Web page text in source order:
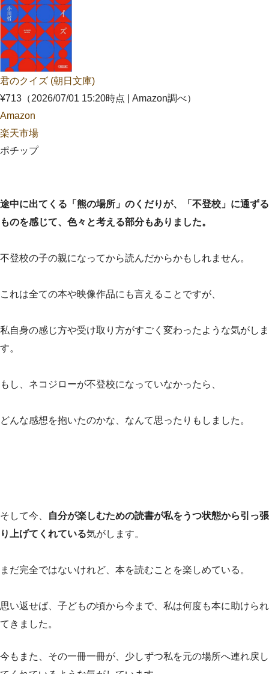
君のクイズ (朝日文庫)
¥713 （2026/07/01 15:20時点 | Amazon調べ）
Amazon
楽天市場
ポチップ
途中に出てくる「熊の場所」のくだりが、「不登校」に通ずる
ものを感じて、色々と考える部分もありました。
不登校の子の親になってから読んだからかもしれません。
これは全ての本や映像作品にも言えることですが、
私自身の感じ方や受け取り方がすごく変わったような気がしま
す。
もし、ネコジローが不登校になっていなかったら、
どんな感想を抱いたのかな、なんて思ったりもしました。
そして今、
自分が楽しむための読書が私をうつ状態から引っ張
り上げてくれている気がします。
まだ完全ではないけれど、本を読むことを楽しめている。
思い返せば、子どもの頃から今まで、私は何度も本に助けられ
てきました。
今もまた、その一冊一冊が、少しずつ私を元の場所へ連れ戻し